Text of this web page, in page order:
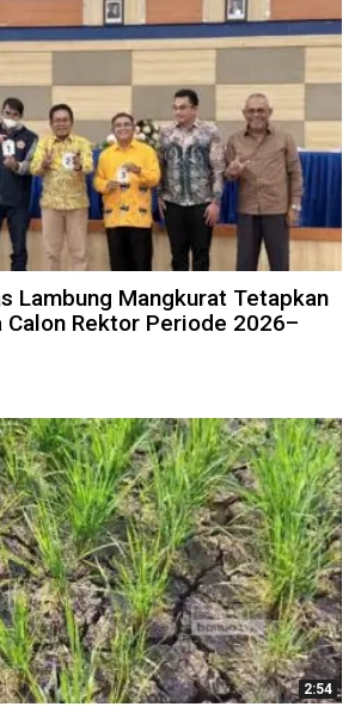
Lambung Mangkurat Tetapkan
Calon Rektor Periode 2026–
2:54